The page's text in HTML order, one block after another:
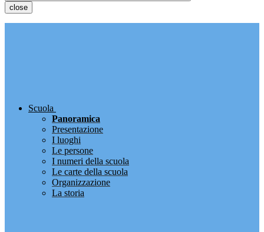
close
Scuola
Panoramica
Presentazione
I luoghi
Le persone
I numeri della scuola
Le carte della scuola
Organizzazione
La storia